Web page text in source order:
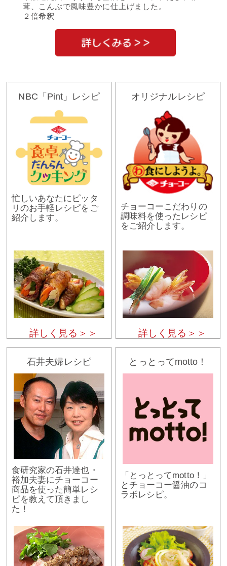
茸、こんぶで風味豊かに仕上げました。
２倍希釈
NBC「Pint」レシピ
忙しいあなたにピッタ
リのお手軽レシピをご
紹介します。
詳しく見る＞＞
オリジナルレシピ
チョーコーこだわりの
調味料を使ったレシピ
をご紹介します。
詳しく見る＞＞
石井夫婦レシピ
食研究家の石井達也・
裕加夫妻にチョーコー
商品を使った簡単レシ
ピを教えて頂きまし
た！
とっとってmotto！
「とっとってmotto！」
とチョーコー醤油のコ
ラボレシピ。